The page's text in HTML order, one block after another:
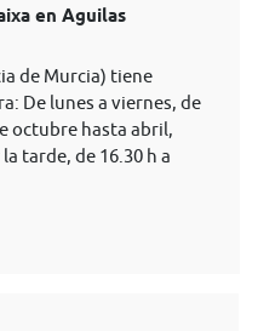
en Aguilas
de Murcia) tiene
De lunes a viernes, de
octubre hasta abril,
tarde, de 16.30 h a